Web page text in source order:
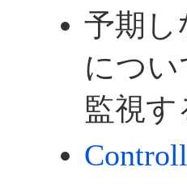
予期し
につ
監視す